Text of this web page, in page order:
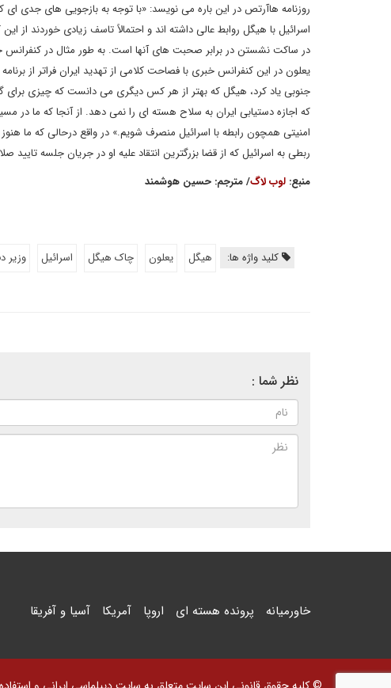
روزنامه هاآرتص در این باره می نویسد: «با توجه به بازجویی های
اسرائیل با هیگل روابط عالی داشته اند و احتمالاً تاسف زیادی خوردند از
در ساکت نشستن در برابر صحبت های آنها است. به طور مثال در
یعلون در این کنفرانس خبری با فصاحت کلامی از تهدید ایران فراتر از
جنوبی یاد کرد، هیگل که بهتر از هر کس دیگری می دانست که چیزی برای
که اجازه دستیابی ایران به سلاح هسته ای را نمی دهد. از آنجا که ما در
امنیتی همچون رابطه با اسرائیل منصرف شویم.» در واقع درحالی که ما
ربطی به اسرائیل که از قضا بزرگترین انتقاد علیه او در جریان جلسه تایید
منبع: لوب لاگ/ مترجم: حسین هوشمند
کلید واژه ها: هیگل یعلون چاک هیگل اسرائیل وزیر
نظر شما :
خاورمیانه پرونده هسته ای اروپا آمریکا آسیا و آفریقا